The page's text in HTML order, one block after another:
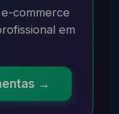
commerce
em
→